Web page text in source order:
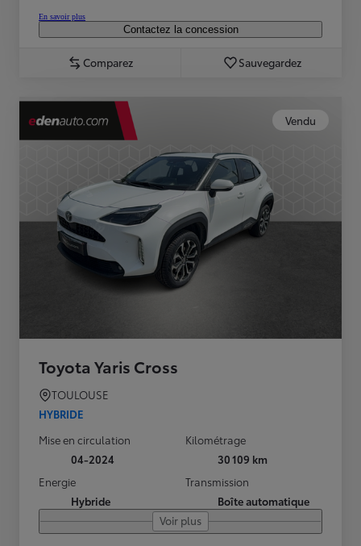
En savoir plus
Contactez la concession
Comparez Sauvegardez
Vendu
Toyota Yaris Cross
TOULOUSE
HYBRIDE
Mise en circulation
04-2024
Kilométrage
30 109 km
Energie
Hybride
Transmission
Boîte automatique
Voir plus